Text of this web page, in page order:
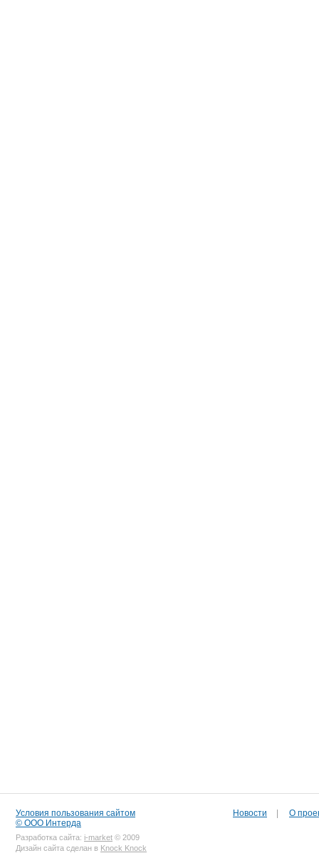
Условия пользования сайтом
© ООО Интерда
Разработка сайта: i-market © 2009
Дизайн сайта сделан в Knock Knock
Новости О